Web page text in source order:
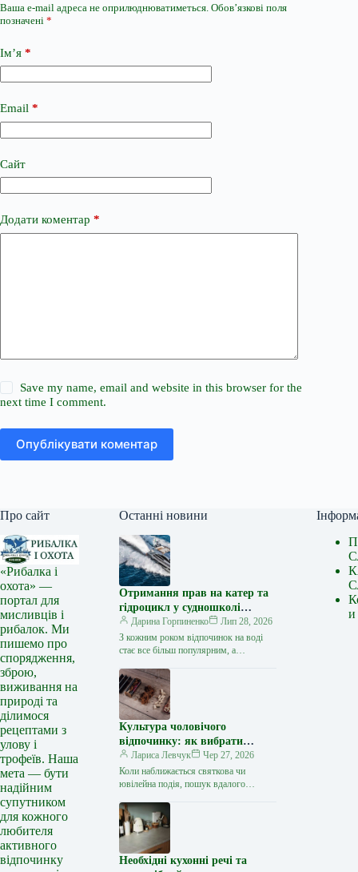
Ваша e-mail адреса не оприлюднюватиметься. Обов’язкові поля
позначені *
Ім’я *
Email *
Сайт
Додати коментар *
Save my name, email and website in this browser for the
next time I comment.
Опублікувати коментар
Про сайт
«Рибалка і
охота» —
портал для
мисливців і
рибалок. Ми
пишемо про
спорядження,
зброю,
виживання на
природі та
ділимося
рецептами з
улову і
трофеїв. Наша
мета — бути
надійним
супутником
для кожного
любителя
активного
відпочинку
Останні новини
Отримання прав на катер та
гідроцикл у судношколі
«Либідь-А»: від теорії до
іспиту
Дарина Горпиненко
Лип 28, 2026
З кожним роком відпочинок на воді
стає все більш популярним, а
чи гідроциклом відкриває нові
горизонти…
Культура чоловічого
відпочинку: як вибрати
стильний та корисний
подарунок
Лариса Левчук
Чер 27, 2026
Коли наближається святкова чи
ювілейна подія, пошук вдалого
близької людини нерідко
перетворюється на складне завдання.
…
Необхідні кухонні речі та
и